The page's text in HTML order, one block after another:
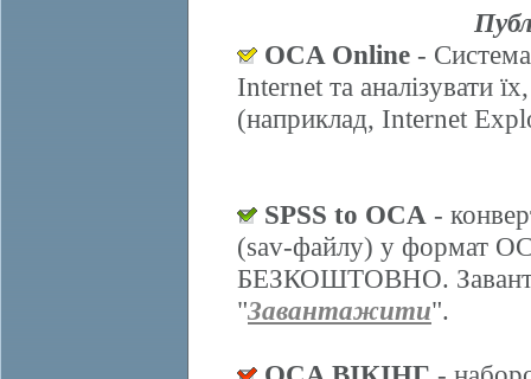
OCA Online -
Internet та аналізувати
(наприклад, Internet
SPSS to OCA -
(sav-файлу) у формат
БЕЗКОШТОВНО.
"Завантажити".